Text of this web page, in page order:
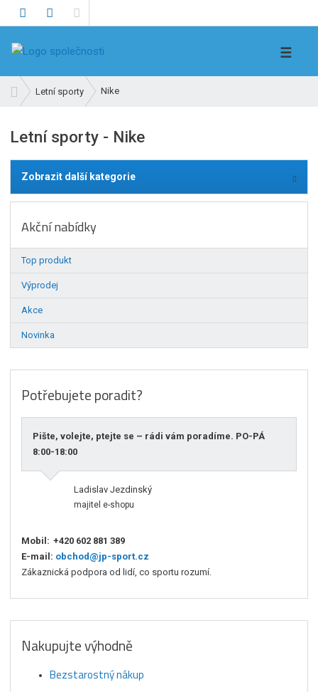
a
☰
v
d
t
a
n
a
Letní sporty Nike
Letní sporty - Nike
Zobrazit další kategorie
Akční nabídky
Top produkt
Výprodej
Akce
Novinka
Potřebujete poradit?
Pište, volejte, ptejte se – rádi vám poradíme. PO-PÁ
8:00-18:00
Ladislav Jezdinský
majitel e-shopu
Mobil: +420 602 881 389
E-mail: obchod@jp-sport.cz
Zákaznická podpora od lidí, co sportu rozumí.
Nakupujte výhodně
Bezstarostný nákup